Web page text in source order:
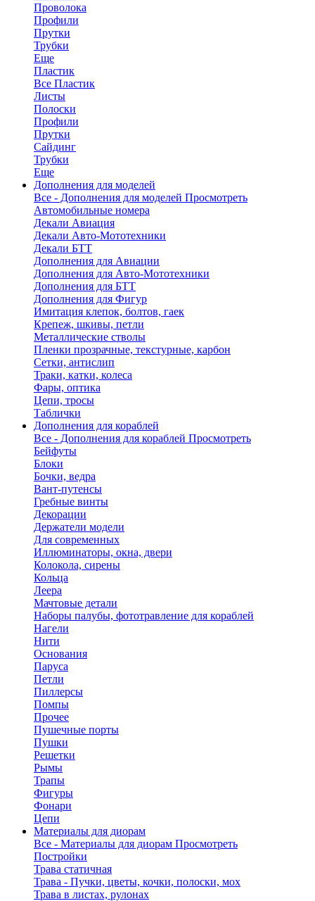
Проволока
Профили
Прутки
Трубки
Еще
Пластик
Все Пластик
Листы
Полоски
Профили
Прутки
Сайдинг
Трубки
Еще
Дополнения для моделей
Все - Дополнения для моделей Просмотреть
Автомобильные номера
Декали Авиация
Декали Авто-Мототехники
Декали БТТ
Дополнения для Авиации
Дополнения для Авто-Мототехники
Дополнения для БТТ
Дополнения для Фигур
Имитация клепок, болтов, гаек
Крепеж, шкивы, петли
Металлические стволы
Пленки прозрачные, текстурные, карбон
Сетки, антислип
Траки, катки, колеса
Фары, оптика
Цепи, тросы
Таблички
Дополнения для кораблей
Все - Дополнения для кораблей Просмотреть
Бейфуты
Блоки
Бочки, ведра
Вант-путенсы
Гребные винты
Декорации
Держатели модели
Для современных
Иллюминаторы, окна, двери
Колокола, сирены
Кольца
Леера
Мачтовые детали
Наборы палубы, фототравление для кораблей
Нагели
Нити
Основания
Паруса
Петли
Пиллерсы
Помпы
Прочее
Пушечные порты
Пушки
Решетки
Рымы
Трапы
Фигуры
Фонари
Цепи
Материалы для диорам
Все - Материалы для диорам Просмотреть
Постройки
Трава статичная
Трава - Пучки, цветы, кочки, полоски, мох
Трава в листах, рулонах